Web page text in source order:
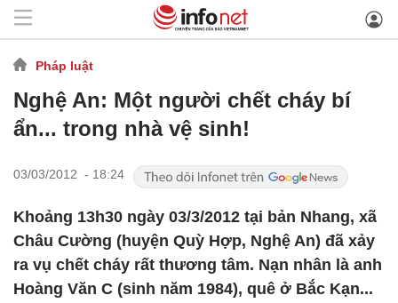
Pháp luật
Nghệ An: Một người chết cháy bí
ẩn... trong nhà vệ sinh!
03/03/2012 - 18:24
Khoảng 13h30 ngày 03/3/2012 tại bản Nhang, xã
Châu Cường (huyện Quỳ Hợp, Nghệ An) đã xảy
ra vụ chết cháy rất thương tâm. Nạn nhân là anh
Hoàng Văn C (sinh năm 1984), quê ở Bắc Kạn...